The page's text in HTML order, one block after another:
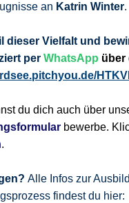
an Katrin Winter.
dieser Vielfalt und
per WhatsApp über
du dich auch über
bewerbe.
.
Alle Infos zur
findest du hier: